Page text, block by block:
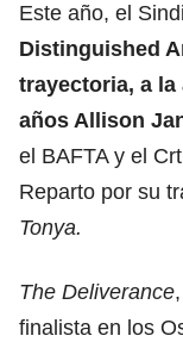
Este año, el
Distinguished
trayectoria, a la
años Allison
el BAFTA y el
Reparto por su
Tonya.
The Deliverance
finalista en los